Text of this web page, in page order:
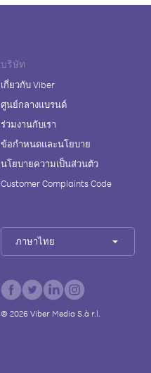
บริษัท
เกี่ยวกับ Viber
ศูนย์กลางแบรนด์
ร่วมงานกับเรา
ข้อกำหนดและนโยบาย
นโยบายความเป็นส่วนตัว
Customer Complaints Code
ภาษาไทย
© 2026Viber Media S.à r.l.